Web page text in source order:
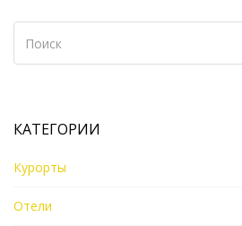
КАТЕГОРИИ
Курорты
Отели